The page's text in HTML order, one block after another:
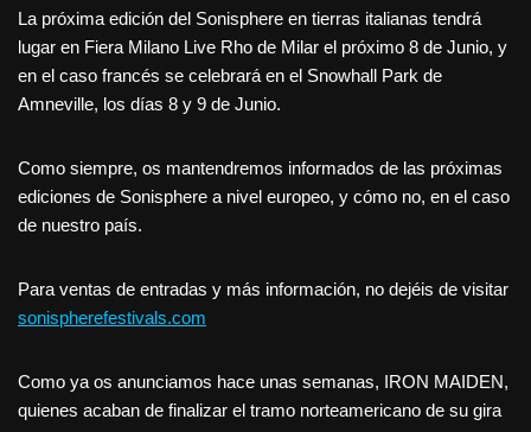
La próxima edición del Sonisphere en tierras italianas tendrá
lugar en Fiera Milano Live Rho de Milar el próximo 8 de Junio, y
en el caso francés se celebrará en el Snowhall Park de
Amneville, los días 8 y 9 de Junio.
Como siempre, os mantendremos informados de las próximas
ediciones de Sonisphere a nivel europeo, y cómo no, en el caso
de nuestro país.
Para ventas de entradas y más información, no dejéis de visitar
sonispherefestivals.com
Como ya os anunciamos hace unas semanas, IRON MAIDEN,
quienes acaban de finalizar el tramo norteamericano de su gira